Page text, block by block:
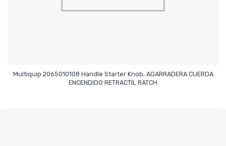
Multiquip 2065010108 Handle Starter Knob, AGARRADERA CUERDA
ENCENDIDO RETRACTIL RATCH
Leer Más